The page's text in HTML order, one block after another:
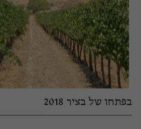
בפתחו של בציר 2018